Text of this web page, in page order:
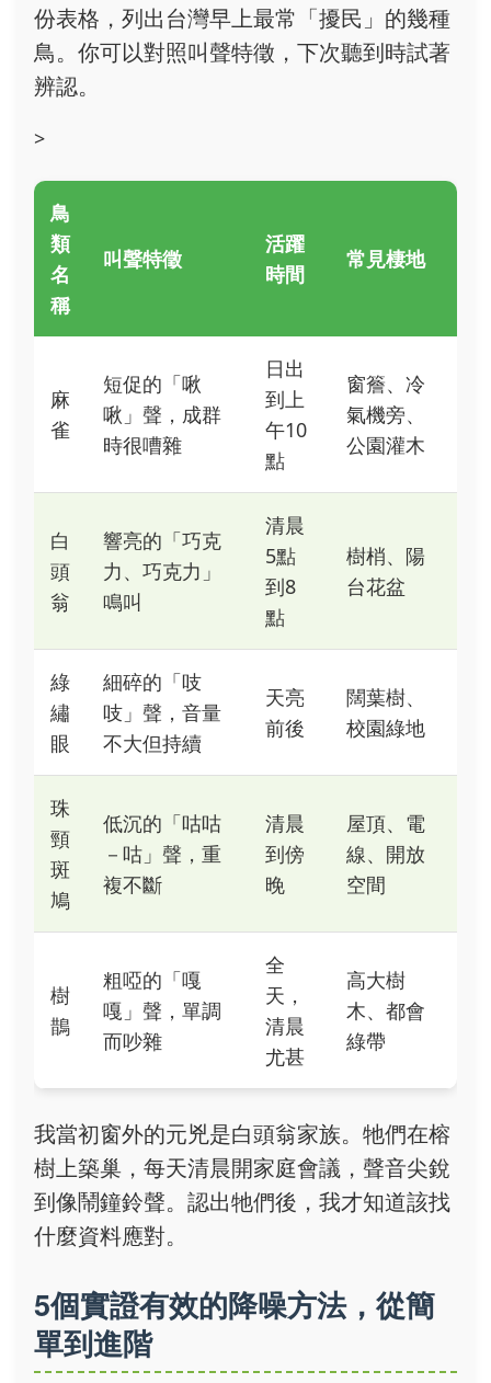
份表格，列出台灣早上最常「擾民」的幾種
鳥。你可以對照叫聲特徵，下次聽到時試著
辨認。
>
鳥
類
名
稱
叫聲特徵
活躍
時間
常見棲地
麻
雀
短促的「啾
啾」聲，成群
時很嘈雜
日出
到上
午10
點
窗簷、冷
氣機旁、
公園灌木
白
頭
翁
響亮的「巧克
力、巧克力」
鳴叫
清晨
5點
到8
點
樹梢、陽
台花盆
綠
繡
眼
細碎的「吱
吱」聲，音量
不大但持續
天亮
前後
闊葉樹、
校園綠地
珠
頸
斑
鳩
低沉的「咕咕
－咕」聲，重
複不斷
清晨
到傍
晚
屋頂、電
線、開放
空間
樹
鵲
粗啞的「嘎
嘎」聲，單調
而吵雜
全
天，
清晨
尤甚
高大樹
木、都會
綠帶
我當初窗外的元兇是白頭翁家族。牠們在榕
樹上築巢，每天清晨開家庭會議，聲音尖銳
到像鬧鐘鈴聲。認出牠們後，我才知道該找
什麼資料應對。
5個實證有效的降噪方法，從簡
單到進階